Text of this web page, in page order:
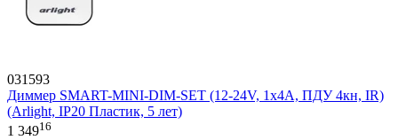
031593
Диммер SMART-MINI-DIM-SET (12-24V, 1x4A, ПДУ 4кн, IR)
(Arlight, IP20 Пластик, 5 лет)
1 34916